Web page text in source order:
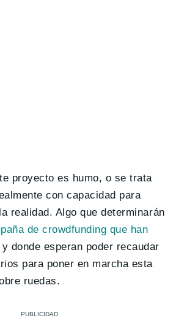
proyecto es humo, o se trata
con capacidad para
realidad. Algo que determinarán
de crowdfunding que han
donde esperan poder recaudar
para poner en marcha esta
ruedas.